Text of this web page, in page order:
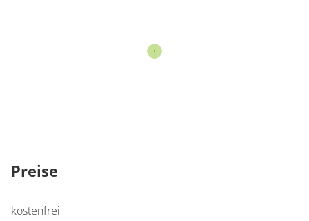
Preise
kostenfrei